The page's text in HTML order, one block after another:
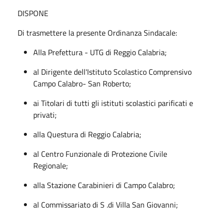
DISPONE
Di trasmettere la presente Ordinanza Sindacale:
Alla Prefettura - UTG di Reggio Calabria;
al Dirigente dell'Istituto Scolastico Comprensivo
Campo Calabro- San Roberto;
ai Titolari di tutti gli istituti scolastici parificati e
privati;
alla Questura di Reggio Calabria;
al Centro Funzionale di Protezione Civile
Regionale;
alla Stazione Carabinieri di Campo Calabro;
al Commissariato di S .di Villa San Giovanni;